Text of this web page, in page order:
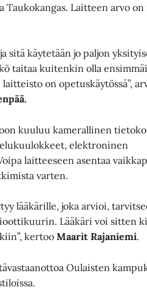
Taukokangas. Laitteen arvo
sitä käytetään jo paljon
taitaa kuitenkin olla
on opetuskäytössä”,
kuuluu kamerallinen
elektroninen
laitteeseen asentaa
varten.
lääkärille, joka arvioi,
Lääkäri voi sitten
kertooMaarit Rajaniemi.
Oulaisten